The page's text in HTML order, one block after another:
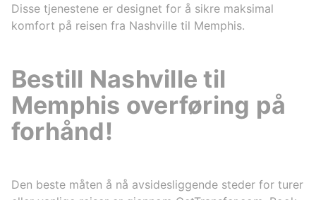
Disse tjenestene er designet for å sikre maksimal
komfort på reisen fra Nashville til Memphis.
Bestill Nashville til
Memphis overføring på
forhånd!
Den beste måten å nå avsidesliggende steder for turer